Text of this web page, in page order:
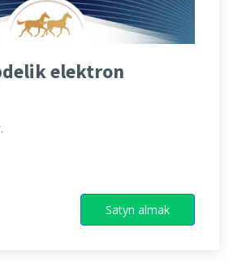
elektron
Satyn almak